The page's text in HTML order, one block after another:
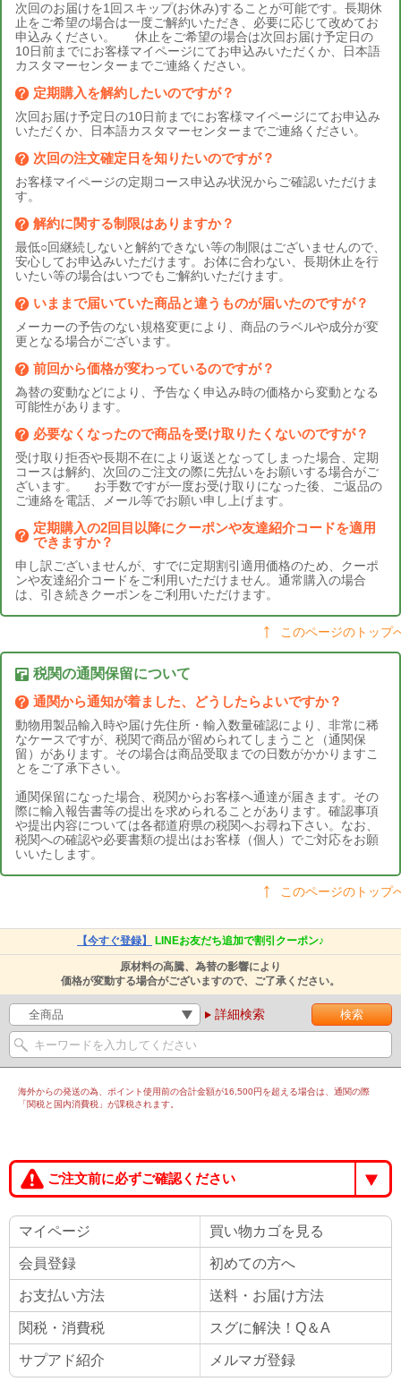
次回のお届けを1回スキップ(お休み)することが可能です。長期休
止をご希望の場合は一度ご解約いただき、必要に応じて改めてお
申込みください。 休止をご希望の場合は次回お届け予定日の
10日前までにお客様マイページにてお申込みいただくか、日本語
カスタマーセンターまでご連絡ください。
定期購入を解約したいのですが？
次回お届け予定日の10日前までにお客様マイページにてお申込み
いただくか、日本語カスタマーセンターまでご連絡ください。
次回の注文確定日を知りたいのですが？
お客様マイページの定期コース申込み状況からご確認いただけま
す。
解約に関する制限はありますか？
最低○回継続しないと解約できない等の制限はございませんので、
安心してお申込みいただけます。お体に合わない、長期休止を行
いたい等の場合はいつでもご解約いただけます。
いままで届いていた商品と違うものが届いたのですが？
メーカーの予告のない規格変更により、商品のラベルや成分が変
更となる場合がございます。
前回から価格が変わっているのですが？
為替の変動などにより、予告なく申込み時の価格から変動となる
可能性があります。
必要なくなったので商品を受け取りたくないのですが？
受け取り拒否や長期不在により返送となってしまった場合、定期
コースは解約、次回のご注文の際に先払いをお願いする場合がご
ざいます。 お手数ですが一度お受け取りになった後、ご返品の
ご連絡を電話、メール等でお願い申し上げます。
定期購入の2回目以降にクーポンや友達紹介コードを適用
できますか？
申し訳ございませんが、すでに定期割引適用価格のため、クーポ
ンや友達紹介コードをご利用いただけません。通常購入の場合
は、引き続きクーポンをご利用いただけます。
このページのトップ
税関の通関保留について
通関から通知が着ました、どうしたらよいですか？
動物用製品輸入時や届け先住所・輸入数量確認により、非常に稀
なケースですが、税関で商品が留められてしまうこと（通関保
留）があります。その場合は商品受取までの日数がかかりますこ
とをご了承下さい。
通関保留になった場合、税関からお客様へ通達が届きます。その
際に輸入報告書等の提出を求められることがあります。確認事項
や提出内容については各都道府県の税関へお尋ね下さい。なお、
税関への確認や必要書類の提出はお客様（個人）でご対応をお願
いいたします。
このページのトップ
【今すぐ登録】 LINEお友だち追加で割引クーポン♪
原材料の高騰、為替の影響により
価格が変動する場合がございますので、ご了承ください。
詳細検索
海外からの発送の為、ポイント使用前の合計金額が16,500円を超える場合は、通関の際
「関税と国内消費税」が課税されます。
ご注文前に必ずご確認ください
マイページ 買い物カゴを見る
会員登録 初めての方へ
お支払い方法 送料・お届け方法
関税・消費税 スグに解決！Q＆A
サプアド紹介 メルマガ登録